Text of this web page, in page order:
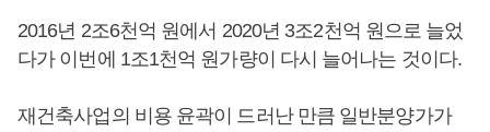
2016년 2조6천억 원에서 2020년 3조2천억 원으로 늘었
다가 이번에 1조1천억 원가량이 다시 늘어나는 것이다.
재건축사업의 비용 윤곽이 드러난 만큼 일반분양가가